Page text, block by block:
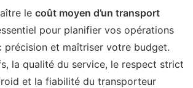
le coût moyen d’un transport
pour planifier vos opérations
précision et maîtriser votre budget.
la qualité du service, le respect strict
et la fiabilité du transporteur